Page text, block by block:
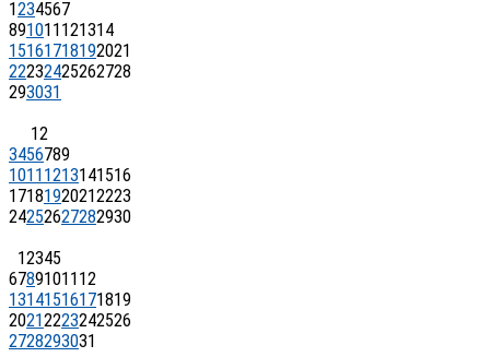
1234567
891011 121314
15161718192021
22232425262728
293031
12
3456789
1011 1213141516
17181920212223
24252627282930
12345
67891011 12
13141516171819
20212223242526
2728293031